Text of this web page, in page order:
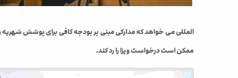
المللی می خواهد که مدارکی مبنی بر بودجه کافی برای پوشش شهریه و
ممکن است درخواست ویزا را رد کند.